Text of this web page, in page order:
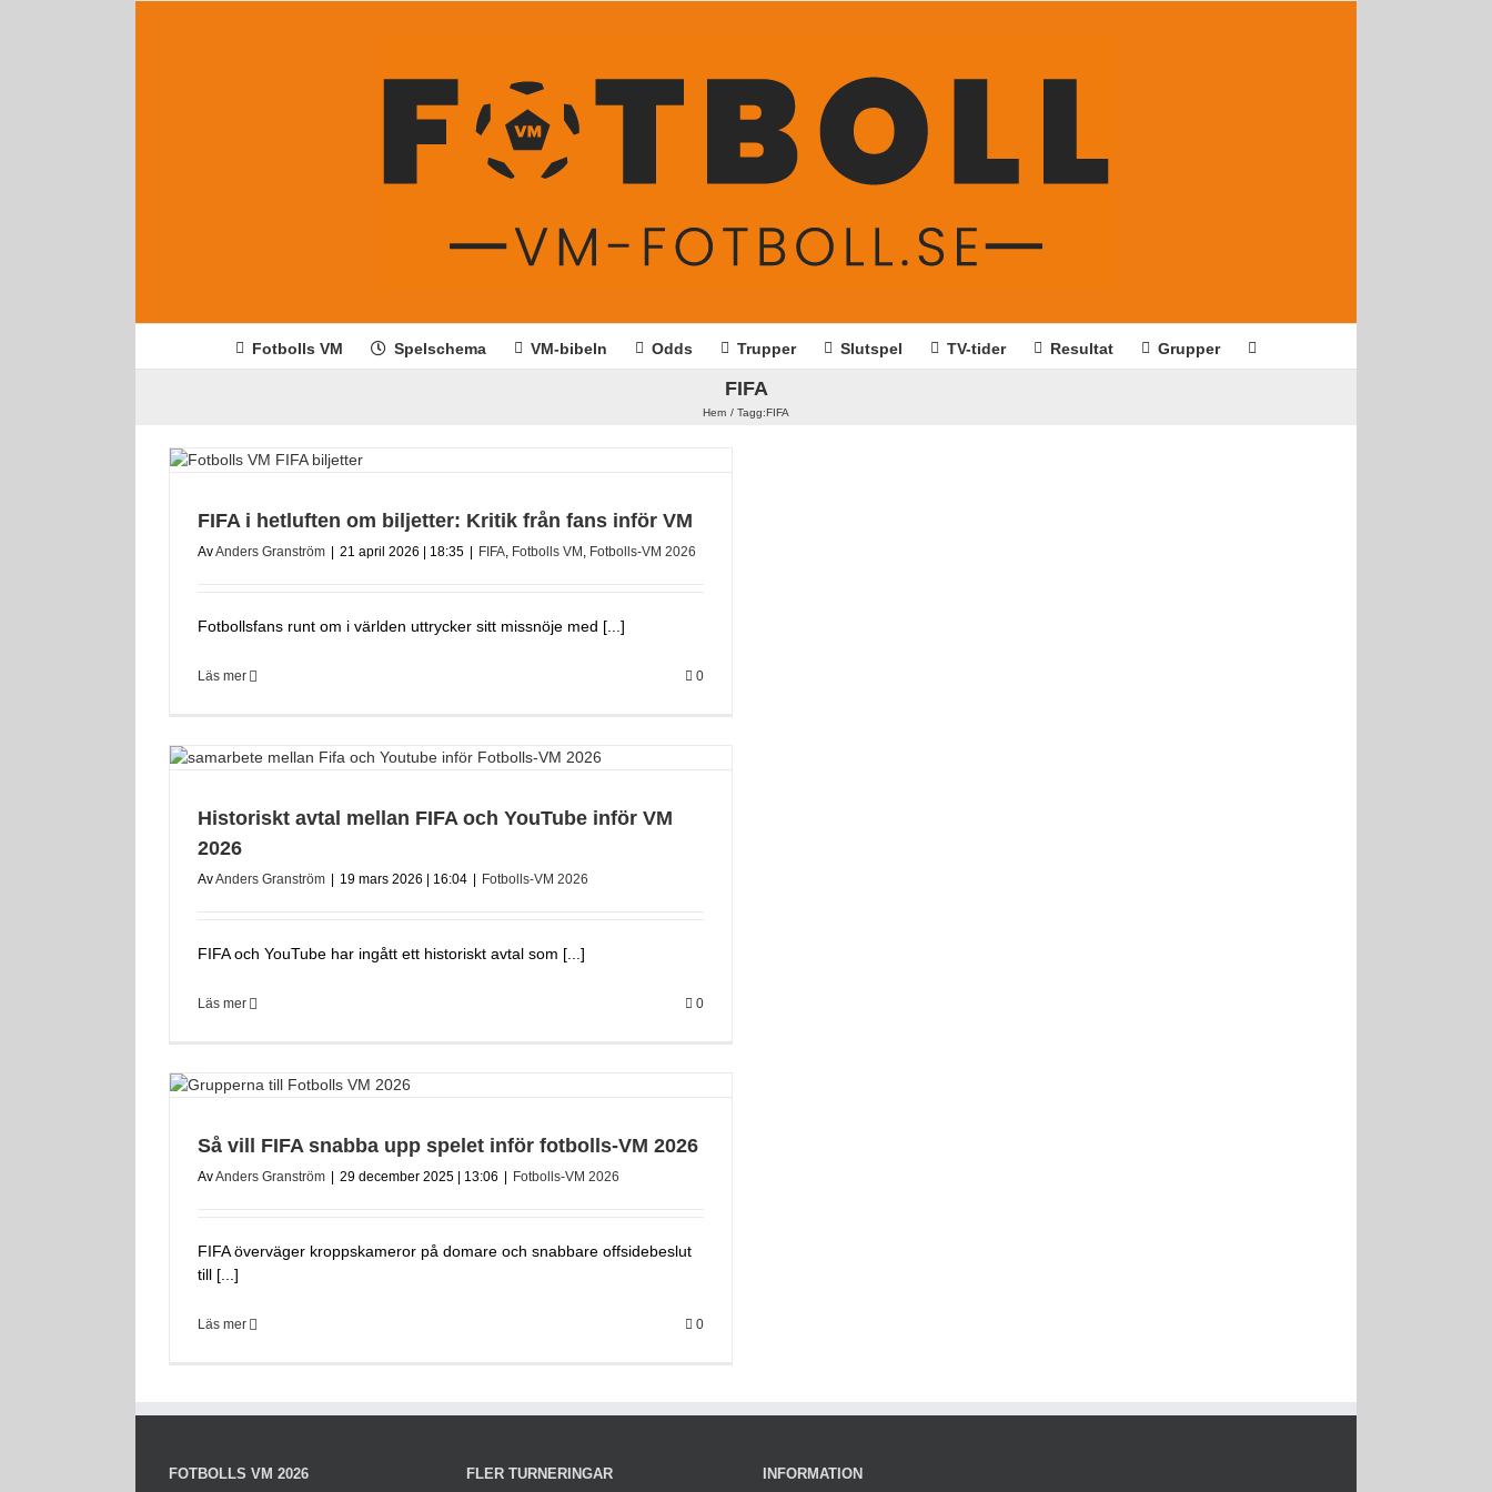
Fotbolls VM Spelschema VM-bibeln Odds Trupper Slutspel TV-tider Resultat Grupper
FIFA
Hem Tagg:FIFA
FIFA i hetluften om biljetter: Kritik från fans inför VM
AvAnders Granström 21 april 2026 | 18:35 FIFA, Fotbolls VM , Fotbolls-VM 2026
Fotbollsfans runt om i världen uttrycker sitt missnöje med [...]
Läs mer 0
Historiskt avtal mellan FIFA och YouTube inför VM
2026
AvAnders Granström 19 mars 2026 | 16:04 Fotbolls-VM 2026
FIFA och YouTube har ingått ett historiskt avtal som [...]
Läs mer 0
Så vill FIFA snabba upp spelet inför fotbolls-VM 2026
AvAnders Granström 29 december 2025 | 13:06 Fotbolls-VM 2026
FIFA överväger kroppskameror på domare och snabbare offsidebeslut
till [...]
Läs mer 0
FOTBOLLS VM 2026 FLER TURNERINGAR INFORMATION